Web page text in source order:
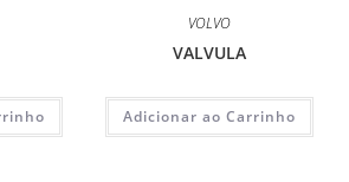
VOLVO
VALVULA
Adicionar ao Carrinho